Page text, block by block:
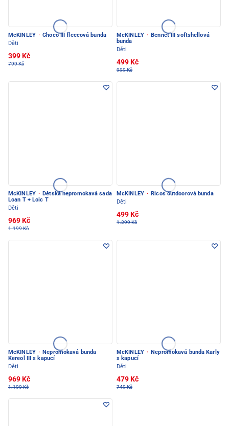
McKINLEY · Choco III fleecová bunda
Děti
399 Kč
799 Kč
McKINLEY · Bennet III softshellová
bunda
Děti
499 Kč
999 Kč
McKINLEY · Dětská nepromokavá sada
Loan T + Loic T
Děti
969 Kč
1.199 Kč
McKINLEY · Ricos outdoorová bunda
Děti
499 Kč
1.299 Kč
McKINLEY · Nepromokavá bunda
Kereol III s kapucí
Děti
969 Kč
1.199 Kč
McKINLEY · Nepromokavá bunda Karly
s kapucí
Děti
479 Kč
749 Kč